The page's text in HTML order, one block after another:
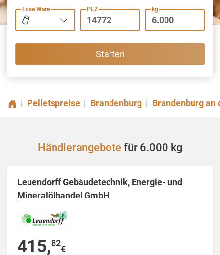
Lose Ware PLZ kg
Starten
| Pelletspreise | Brandenburg | Brandenburg an
Händlerangebote für 6.000 kg
Leuendorff Gebäudetechnik, Energie- und
Mineralölhandel GmbH
415,82
€